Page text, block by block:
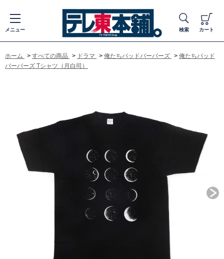
メニュー 検索 カート
ホーム > すべての商品 > ドラマ > 俺たちバッドバーバーズ > 俺たちバッド
バーバーズ Tシャツ（月白司）